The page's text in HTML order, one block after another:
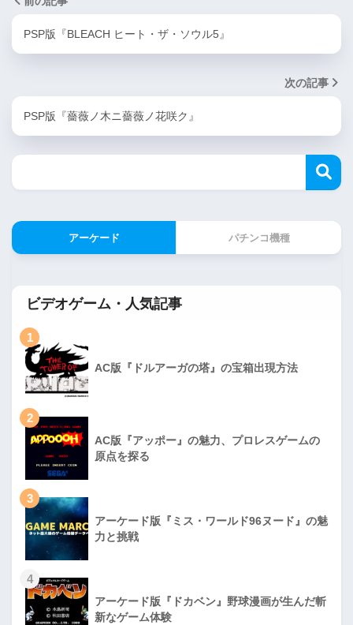
PSP版『BLEACH ヒート・ザ・ソウル5』
次の記事
PSP版『薔薇ノ木ニ薔薇ノ花咲ク』
アーケード パチンコ機種
ビデオゲーム・人気記事
1
AC版『ドルアーガの塔』の宝箱出現方法
2
AC版『アッポー』の魅力、プロレスゲームの
原点を探る
3
アーケード版『ミス・ワールド96ヌード』の魅
力と挑戦
4
アーケード版『ドカベン』野球漫画が生んだ斬
新なゲーム体験